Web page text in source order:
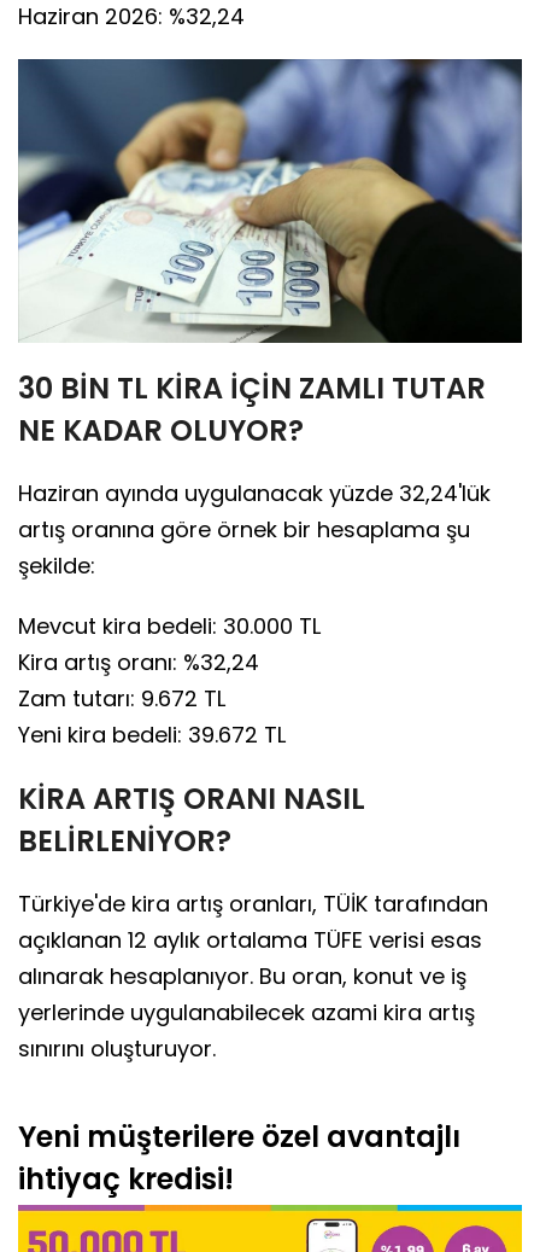
Haziran 2026: %32,24
30 BİN TL KİRA İÇİN ZAMLI TUTAR
NE KADAR OLUYOR?
Haziran ayında uygulanacak yüzde 32,24'lük
artış oranına göre örnek bir hesaplama şu
şekilde:
Mevcut kira bedeli: 30.000 TL
Kira artış oranı: %32,24
Zam tutarı: 9.672 TL
Yeni kira bedeli: 39.672 TL
KİRA ARTIŞ ORANI NASIL
BELİRLENİYOR?
Türkiye'de kira artış oranları, TÜİK tarafından
açıklanan 12 aylık ortalama TÜFE verisi esas
alınarak hesaplanıyor. Bu oran, konut ve iş
yerlerinde uygulanabilecek azami kira artış
sınırını oluşturuyor.
Yeni müşterilere özel avantajlı
ihtiyaç kredisi!